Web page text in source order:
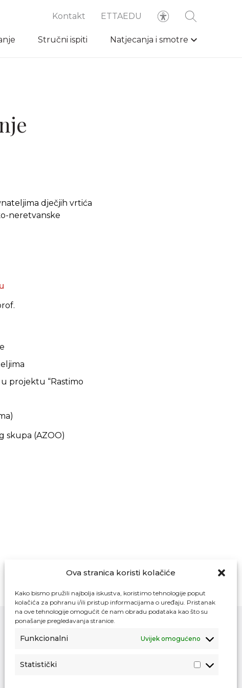
Ova stranica koristi kolačiće
Kako bismo pružili najbolja iskustva, koristimo tehnologije poput
kolačića za pohranu i/ili pristup informacijama o uređaju. Pristanak
na ove tehnologije omogućit će nam obradu podataka kao što su
ponašanje pregledavanja stranice.
Funkcionalni Uvijek omogućeno
Statistički
Kontakt ETTAEDU
Stručni ispiti Natjecanja i smotre
dječjih vrtića
neretvanske
projektu “Rastimo
skupa (AZOO)
Pristup informacijama